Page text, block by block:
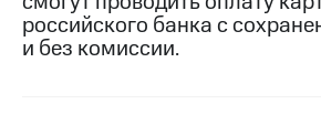
Интервью
российского банка с
и без комиссии.